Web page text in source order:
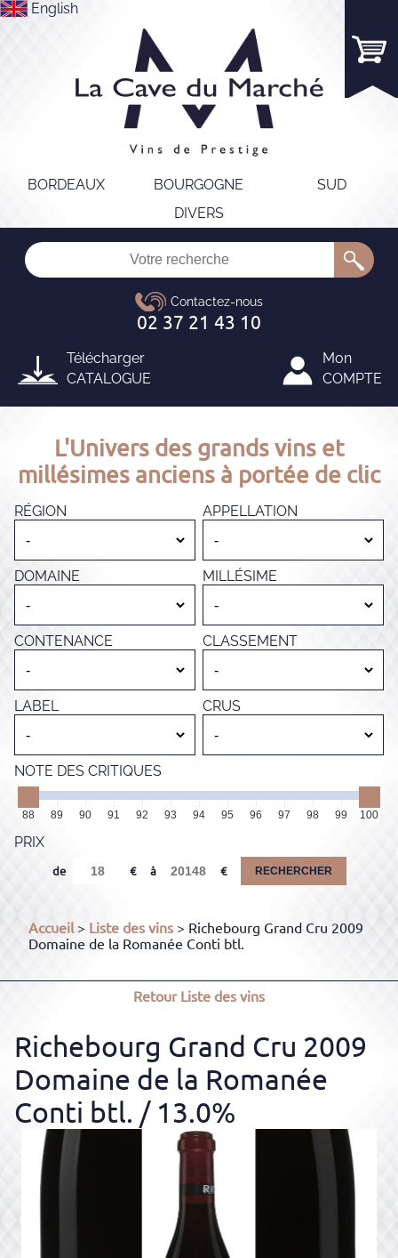
English
BORDEAUX BOURGOGNE
SUD
DIVERS
Télécharger
CATALOGUE
Mon
COMPTE
L'Univers des grands vins et
millésimes anciens à portée de clic
RÉGION APPELLATION
DOMAINE MILLÉSIME
CONTENANCE CLASSEMENT
LABEL CRUS
NOTE DES CRITIQUES
88 89 90 91 92 93 94 95 96 97 98 99 100
PRIX
de à RECHERCHER
Accueil> Liste des vins > Richebourg Grand Cru 2009
Domaine de la Romanée Conti btl.
RetourListe des vins
Richebourg Grand Cru 2009
Domaine de la Romanée
Conti btl. / 13.0%